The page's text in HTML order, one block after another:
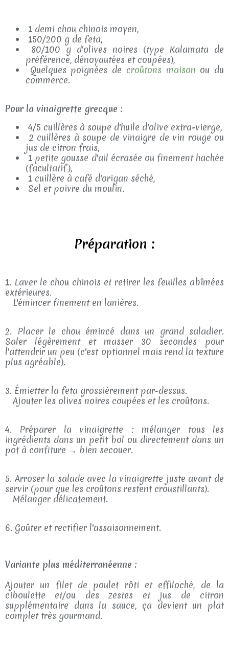
1 demi chou chinois moyen,
150/200 g de feta,
80/100 g d'olives noires (type Kalamata de
préférence, dénoyautées et coupées),
Quelques poignées de croûtons maison ou du
commerce.
Pour la vinaigrette grecque :
4/5 cuillères à soupe d'huile d'olive extra-vierge,
2 cuillères à soupe de vinaigre de vin rouge ou
jus de citron frais,
1 petite gousse d'ail écrasée ou finement hachée
(facultatif),
1 cuillère à café d'origan séché,
Sel et poivre du moulin.
Préparation :
1. Laver le chou chinois et retirer les feuilles abîmées
extérieures.
L'émincer finement en lanières.
2. Placer le chou émincé dans un grand saladier.
Saler légèrement et masser 30 secondes pour
l'attendrir un peu (c'est optionnel mais rend la texture
plus agréable).
3. Émietter la feta grossièrement par-dessus.
Ajouter les olives noires coupées et les croûtons.
4. Préparer la vinaigrette : mélanger tous les
ingrédients dans un petit bol ou directement dans un
pot à confiture → bien secouer.
5. Arroser la salade avec la vinaigrette juste avant de
servir (pour que les croûtons restent croustillants).
Mélanger délicatement.
6. Goûter et rectifier l'assaisonnement.
Variante plus méditerranéenne :
Ajouter un filet de poulet rôti et effiloché, de la
ciboulette et/ou des zestes et jus de citron
supplémentaire dans la sauce, ça devient un plat
complet très gourmand.